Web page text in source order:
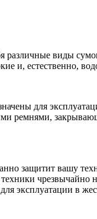
различные виды
и, естественно,
для
ремнями,
защитит вашу
чрезвычайно
эксплуатации в